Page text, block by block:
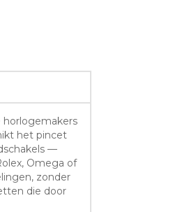
horlogemakers
het pincet
—
Omega of
zonder
die door